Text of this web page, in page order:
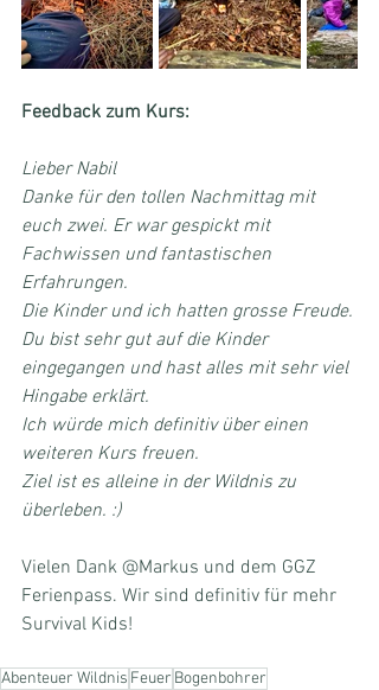
Feedback zum Kurs:
Lieber Nabil
Danke für den tollen Nachmittag mit
euch zwei. Er war gespickt mit
Fachwissen und fantastischen
Erfahrungen.
Die Kinder und ich hatten grosse Freude.
Du bist sehr gut auf die Kinder
eingegangen und hast alles mit sehr viel
Hingabe erklärt.
Ich würde mich definitiv über einen
weiteren Kurs freuen.
Ziel ist es alleine in der Wildnis zu
überleben. :)
Vielen Dank @Markus und dem GGZ
Ferienpass. Wir sind definitiv für mehr
Survival Kids!
Abenteuer Wildnis Feuer Bogenbohrer